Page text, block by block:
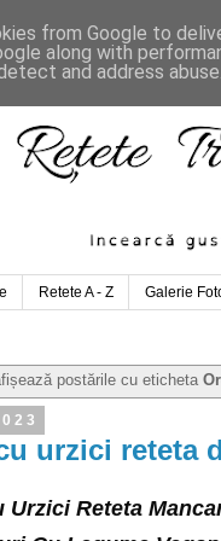
Retete A - Z Galerie
postările cu eticheta
urzici reteta
Urzici Reteta
from Google to
along with
and address abuse.